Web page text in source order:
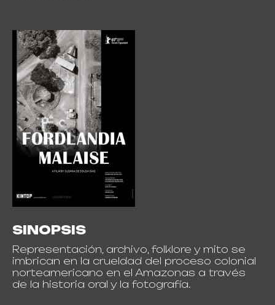
SINOPSIS
Representación, archivo, folklore y mito se
imbrican en la crueldad del proceso colonial
norteamericano en el Amazonas a través
de la historia oral y la fotografía.